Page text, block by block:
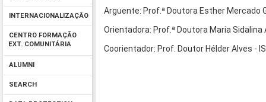
INTERNACIONALIZAÇÃO
CENTRO FORMAÇÃO
EXT. COMUNITÁRIA
ALUMNI
SEARCH
Arguente: Prof.ª Doutora Esther Mercado
Orientadora: Prof.ª Doutora Maria Sidalina
Coorientador: Prof. Doutor Hélder Alves -